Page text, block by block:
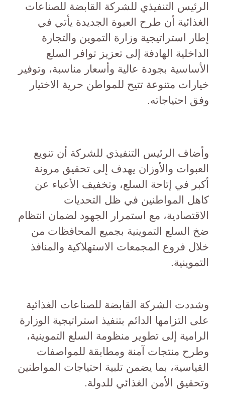
الرئيس التنفيذي للشركة القابضة للصناعات
الغذائية أن طرح العبوة الجديدة يأتي في
إطار استراتيجية وزارة التموين والتجارة
الداخلية الهادفة إلى تعزيز توافر السلع
الأساسية بجودة عالية وأسعار مناسبة، وتوفير
خيارات متنوعة تتيح للمواطن حرية الاختيار
وفق احتياجاته.
وأضاف الرئيس التنفيذي للشركة أن تنويع
العبوات والأوزان يهدف إلى تحقيق مرونة
أكبر في إتاحة السلع، وتخفيف الأعباء عن
كاهل المواطنين في ظل التحديات
الاقتصادية، مع استمرار الجهود لضمان انتظام
ضخ السلع التموينية بجميع المحافظات من
خلال فروع المجمعات الاستهلاكية والمنافذ
التموينية.
وشددت الشركة القابضة للصناعات الغذائية
على التزامها الدائم بتنفيذ استراتيجية الوزارة
الرامية إلى تطوير منظومة السلع التموينية،
وطرح منتجات آمنة ومطابقة للمواصفات
القياسية، بما يضمن تلبية احتياجات المواطنين
وتحقيق الأمن الغذائي للدولة.